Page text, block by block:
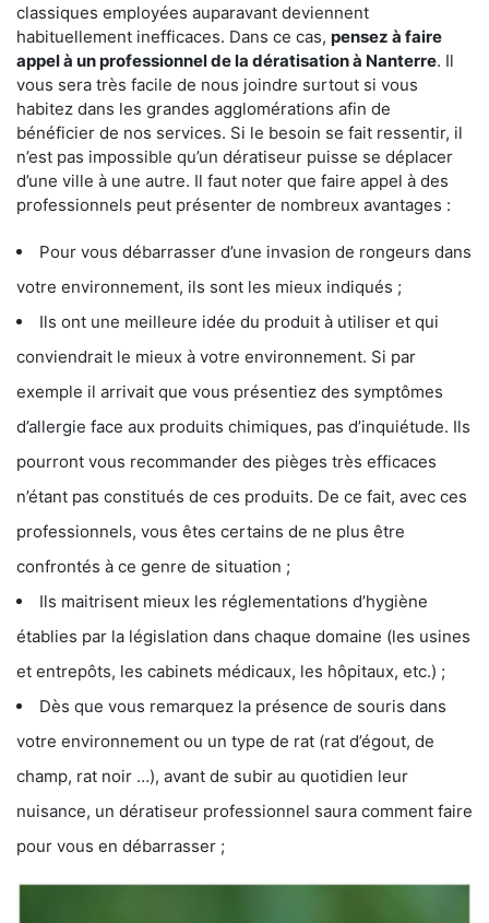
classiques employées auparavant deviennent
habituellement inefficaces. Dans ce cas, pensez à faire
appel à un professionnel de la dératisation à Nanterre. Il
vous sera très facile de nous joindre surtout si vous
habitez dans les grandes agglomérations afin de
bénéficier de nos services. Si le besoin se fait ressentir, il
n’est pas impossible qu’un dératiseur puisse se déplacer
d’une ville à une autre. Il faut noter que faire appel à des
professionnels peut présenter de nombreux avantages :
Pour vous débarrasser d’une invasion de rongeurs dans
votre environnement, ils sont les mieux indiqués ;
Ils ont une meilleure idée du produit à utiliser et qui
conviendrait le mieux à votre environnement. Si par
exemple il arrivait que vous présentiez des symptômes
d’allergie face aux produits chimiques, pas d’inquiétude. Ils
pourront vous recommander des pièges très efficaces
n’étant pas constitués de ces produits. De ce fait, avec ces
professionnels, vous êtes certains de ne plus être
confrontés à ce genre de situation ;
Ils maitrisent mieux les réglementations d’hygiène
établies par la législation dans chaque domaine (les usines
et entrepôts, les cabinets médicaux, les hôpitaux, etc.) ;
Dès que vous remarquez la présence de souris dans
votre environnement ou un type de rat (rat d’égout, de
champ, rat noir …), avant de subir au quotidien leur
nuisance, un dératiseur professionnel saura comment faire
pour vous en débarrasser ;